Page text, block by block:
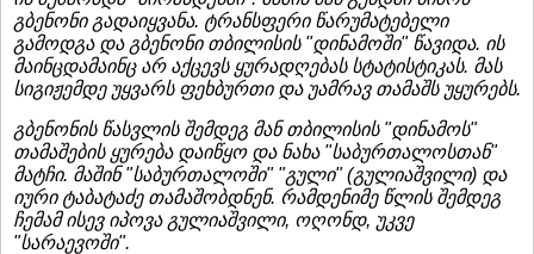
გბენონი გადაიყვანა. ტრანსფერი წარუმატებელი
გამოდგა და გბენონი თბილისის "დინამოში" წავიდა. ის
მაინცდამაინც არ აქცევს ყურადღებას სტატისტიკას. მას
სიგიჟემდე უყვარს ფეხბურთი და უამრავ თამაშს უყურებს.
გბენონის წასვლის შემდეგ მან თბილისის "დინამოს"
თამაშების ყურება დაიწყო და ნახა "საბურთალოსთან"
მატჩი. მაშინ "საბურთალოში" "გული" (გულიაშვილი) და
იური ტაბატაძე თამაშობდნენ. რამდენიმე წლის შემდეგ
ჩემამ ისევ იპოვა გულიაშვილი, ოღონდ, უკვე
"სარაევოში".